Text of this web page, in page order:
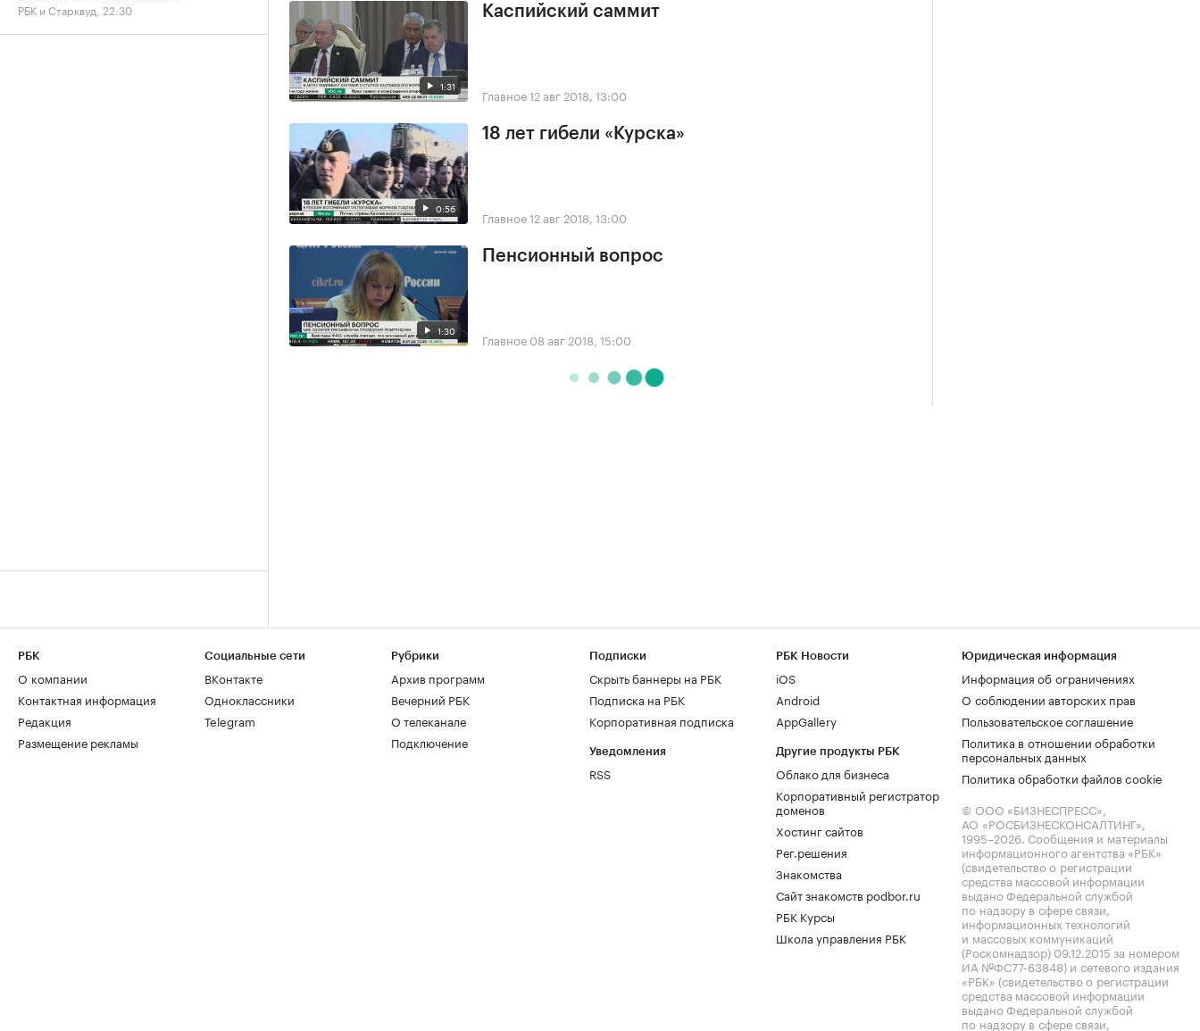
1:31
Каспийский саммит
Главное12 авг 2018, 13:00
0:56
18 лет гибели «Курска»
Главное12 авг 2018, 13:00
1:30
Пенсионный вопрос
Главное 08 авг 2018, 15:00
РБК и Старквуд, 22:30
РБК
О компании
Контактная информация
Редакция
Размещение рекламы
Социальные сети
ВКонтакте
Одноклассники
Telegram
Рубрики
Архив программ
Вечерний РБК
О телеканале
Подключение
Подписки
Скрыть баннеры на РБК
Подписка на РБК
Корпоративная подписка
Уведомления
RSS
РБК Новости
iOS
Android
AppGallery
Другие продукты РБК
Облако для бизнеса
Корпоративный регистратор
доменов
Хостинг сайтов
Рег.решения
Знакомства
Сайт знакомств podbor.ru
РБК Курсы
Школа управления РБК
Юридическая информация
Информация об ограничениях
О соблюдении авторских прав
Пользовательское соглашение
Политика в отношении обработки
персональных данных
Политика обработки файлов cookie
© ООО «БИЗНЕСПРЕСС»,
АО «РОСБИЗНЕСКОНСАЛТИНГ»,
1995–2026. Сообщения и материалы
информационного агентства «РБК»
(свидетельство о регистрации
средства массовой информации
выдано Федеральной службой
по надзору в сфере связи,
информационных технологий
и массовых коммуникаций
(Роскомнадзор) 09.12.2015 за номером
ИА №ФС77-63848) и сетевого издания
«РБК» (свидетельство о регистрации
средства массовой информации
выдано Федеральной службой
по надзору в сфере связи,